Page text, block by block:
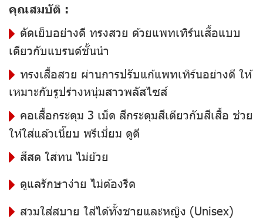
คุณสมบัติ :
ตัดเย็บอย่างดี ทรงสวย ด้วยแพทเทิร์นเสื้อแบบ
เดียวกับแบรนด์ชั้นนำ
ทรงเสื้อสวย ผ่านการปรับแก้แพทเทิร์นอย่างดี ให้
เหมาะกับรูปร่างหนุ่มสาวพลัสไซส์
คอเสื้อกระดุม 3 เม็ด สีกระดุมสีเดียวกับสีเสื้อ ช่วย
ให้ใส่แล้วเนี๊ยบ พรีเมี่ยม ดูดี
สีสด ใส่ทน ไม่ย้วย
ดูแลรักษาง่าย ไม่ต้องรีด
สวมใส่สบาย ใส่ได้ทั้งชายและหญิง (Unisex)